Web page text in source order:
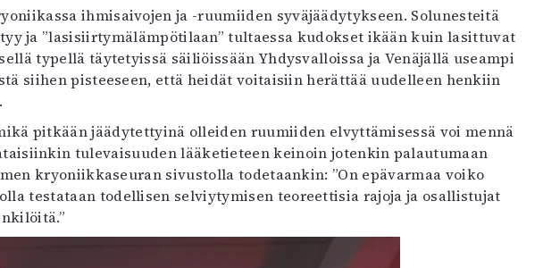
ihmisaivojen ja -ruumiiden syväjäädytykseen. Solunesteitä
ja ”lasisiirtymälämpötilaan” tultaessa kudokset ikään kuin lasittuvat
typellä täytetyissä säiliöissään Yhdysvalloissa ja Venäjällä useampi
siihen pisteeseen, että heidät voitaisiin herättää uudelleen henkiin
pitkään jäädytettyinä olleiden ruumiiden elvyttämisessä voi mennä
tulevaisuuden lääketieteen keinoin jotenkin palautumaan
kryoniikkaseuran sivustolla todetaankin: ”On epävarmaa voiko
testataan todellisen selviytymisen teoreettisia rajoja ja osallistujat